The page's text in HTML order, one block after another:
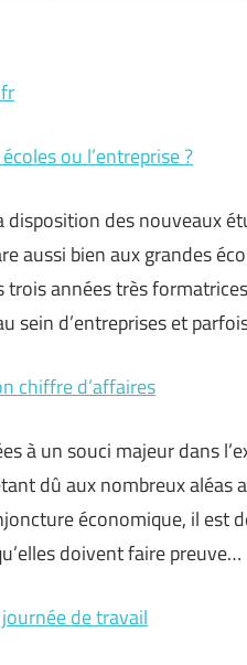
ou l’entreprise ?
disposition des nouveaux
aussi bien aux grandes
trois années très
sein d’entreprises et
chiffre d’affaires
à un souci majeur dans
dû aux nombreux
économique, il est
doivent faire preuve…
de travail